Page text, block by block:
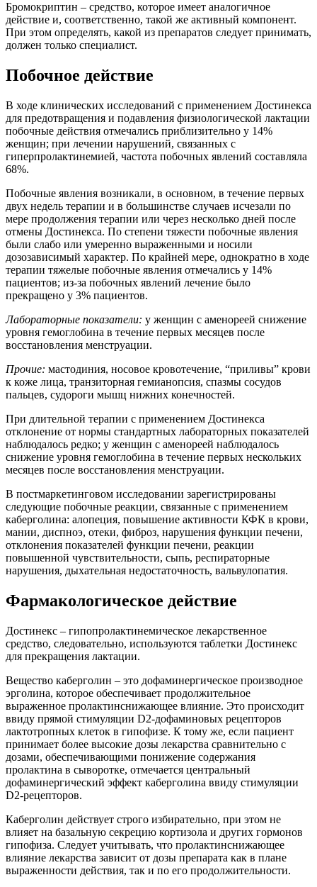
Бромокриптин – средство, которое имеет аналогичное
действие и, соответственно, такой же активный компонент.
При этом определять, какой из препаратов следует принимать,
должен только специалист.
Побочное действие
В ходе клинических исследований с применением Достинекса
для предотвращения и подавления физиологической лактации
побочные действия отмечались приблизительно у 14%
женщин; при лечении нарушений, связанных с
гиперпролактинемией, частота побочных явлений составляла
68%.
Побочные явления возникали, в основном, в течение первых
двух недель терапии и в большинстве случаев исчезали по
мере продолжения терапии или через несколько дней после
отмены Достинекса. По степени тяжести побочные явления
были слабо или умеренно выраженными и носили
дозозависимый характер. По крайней мере, однократно в ходе
терапии тяжелые побочные явления отмечались у 14%
пациентов; из-за побочных явлений лечение было
прекращено у 3% пациентов.
Лабораторные показатели: у женщин с аменореей снижение
уровня гемоглобина в течение первых месяцев после
восстановления менструации.
Прочие: мастодиния, носовое кровотечение, “приливы” крови
к коже лица, транзиторная гемианопсия, спазмы сосудов
пальцев, судороги мышц нижних конечностей.
При длительной терапии с применением Достинекса
отклонение от нормы стандартных лабораторных показателей
наблюдалось редко; у женщин с аменореей наблюдалось
снижение уровня гемоглобина в течение первых нескольких
месяцев после восстановления менструации.
В постмаркетинговом исследовании зарегистрированы
следующие побочные реакции, связанные с применением
каберголина: алопеция, повышение активности КФК в крови,
мании, диспноэ, отеки, фиброз, нарушения функции печени,
отклонения показателей функции печени, реакции
повышенной чувствительности, сыпь, респираторные
нарушения, дыхательная недостаточность, вальвулопатия.
Фармакологическое действие
Достинекс – гипопролактинемическое лекарственное
средство, следовательно, используются таблетки Достинекс
для прекращения лактации.
Вещество каберголин – это дофаминергическое производное
эрголина, которое обеспечивает продолжительное
выраженное пролактинснижающее влияние. Это происходит
ввиду прямой стимуляции D2-дофаминовых рецепторов
лактотропных клеток в гипофизе. К тому же, если пациент
принимает более высокие дозы лекарства сравнительно с
дозами, обеспечивающими понижение содержания
пролактина в сыворотке, отмечается центральный
дофаминергический эффект каберголина ввиду стимуляции
D2-рецепторов.
Каберголин действует строго избирательно, при этом не
влияет на базальную секрецию кортизола и других гормонов
гипофиза. Следует учитывать, что пролактинснижающее
влияние лекарства зависит от дозы препарата как в плане
выраженности действия, так и по его продолжительности.